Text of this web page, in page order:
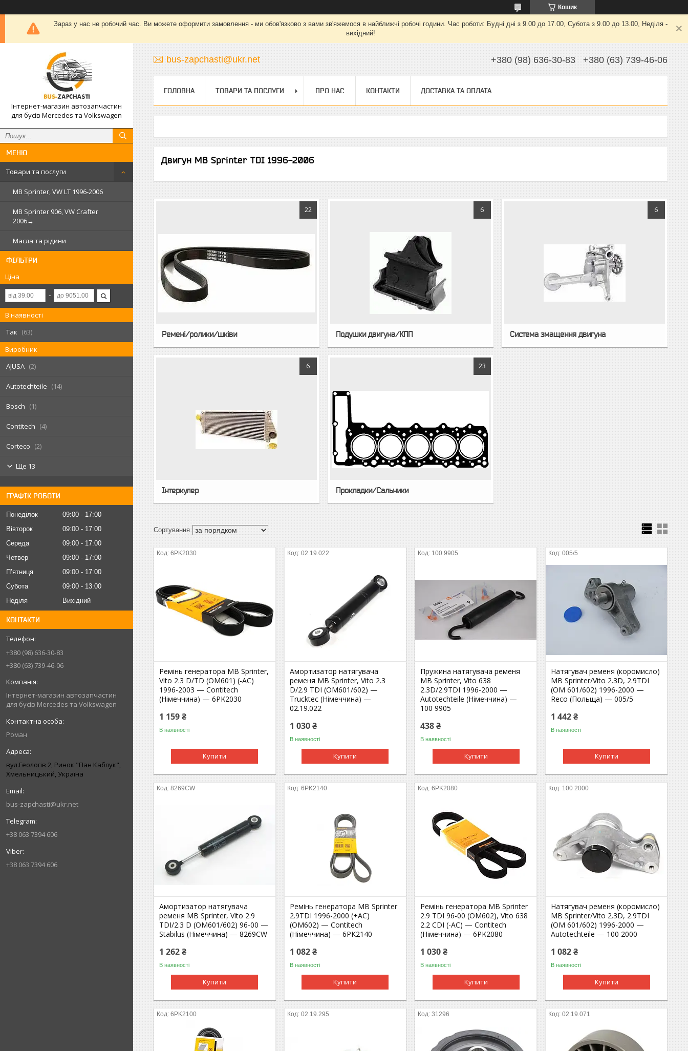
Кошик
Зараз у нас не робочий час. Ви можете оформити замовлення - ми обов'язково з вами зв'яжемося в найближчі робочі години. Час роботи: Будні дні з 9.00 до 17.00, Субота з 9.00 до 13.00, Неділя -
вихідний!
Інтернет-магазин автозапчастин
для бусів Mercedes та Volkswagen
Товари та послуги
MB Sprinter, VW LT 1996-2006
MB Sprinter 906, VW Crafter
2006→
Масла та рідини
ФІЛЬТРИ
Ціна
В наявності
Так
63
Виробник
AJUSA
2
Autotechteile 14
Bosch 1
Contitech 4
Corteco 2
Ще 13
ГРАФІК РОБОТИ
Понеділок 09:00
17:00
Вівторок
09:00
17:00
Середа
09:00
17:00
Четвер
09:00
17:00
Пʼятниця
09:00
17:00
Субота
09:00
13:00
Неділя
Вихідний
КОНТАКТИ
+380 (98) 636-30-83
+380 (63) 739-46-06
Інтернет-магазин автозапчастин
для бусів Mercedes та Volkswagen
Роман
вул.Геологів 2, Ринок "Пан Каблук",
Хмельницький, Україна
bus-zapchasti@ukr.net
+38 063 7394 606
+38 063 7394 606
bus-zapchasti@ukr.net +380 (98) 636-30-83 +380 (63) 739-46-06
ГОЛОВНА ТОВАРИ ТА ПОСЛУГИ ПРО НАС КОНТАКТИ ДОСТАВКА ТА ОПЛАТА
Двигун MB Sprinter TDI 1996-2006
22
Ремені/ролики/шківи
6
Подушки двигуна/КПП
6
Система змащення двигуна
6
Інтеркулер
23
Прокладки/Сальники
6PK2030
Ремінь генератора MB Sprinter,
Vito 2.3 D/TD (OM601) (-AC)
1996-2003 — Contitech
(Німеччина) — 6PK2030
1 159 ₴
В наявності
Купити
02.19.022
Амортизатор натягувача
ременя MB Sprinter, Vito 2.3
D/2.9 TDI (OM601/602) —
Trucktec (Німеччина) —
02.19.022
1 030 ₴
В наявності
Купити
100 9905
Пружина натягувача ременя
MB Sprinter, Vito 638
2.3D/2.9TDI 1996-2000 —
Autotechteile (Німеччина) —
100 9905
438 ₴
В наявності
Купити
005/5
Натягувач ременя (коромисло)
MB Sprinter/Vito 2.3D, 2.9TDI
(OM 601/602) 1996-2000 —
Reco (Польща) — 005/5
1 442 ₴
В наявності
Купити
8269CW
Амортизатор натягувача
ременя MB Sprinter, Vito 2.9
TDI/2.3 D (OM601/602) 96-00 —
Stabilus (Німеччина) — 8269CW
1 262 ₴
В наявності
Купити
6PK2140
Ремінь генератора MB Sprinter
2.9TDI 1996-2000 (+AC)
(OM602) — Contitech
(Німеччина) — 6PK2140
1 082 ₴
В наявності
Купити
6PK2080
Ремінь генератора MB Sprinter
2.9 TDI 96-00 (OM602), Vito 638
2.2 CDI (-AC) — Contitech
(Німеччина) — 6PK2080
1 030 ₴
В наявності
Купити
100 2000
Натягувач ременя (коромисло)
MB Sprinter/Vito 2.3D, 2.9TDI
(OM 601/602) 1996-2000 —
Autotechteile — 100 2000
1 082 ₴
В наявності
Купити
6PK2100 02.19.295 31296 02.19.071